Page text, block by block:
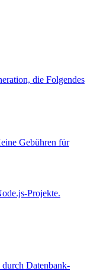
die Folgendes
Gebühren für
Projekte.
Datenbank-